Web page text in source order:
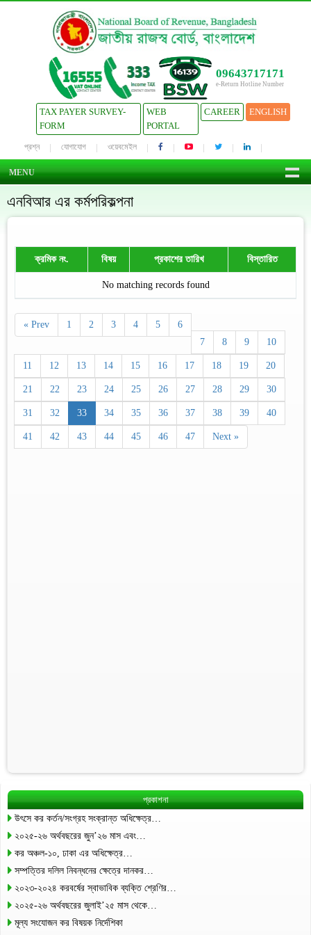
09643717171
e-Return Hotline Number
TAX PAYER SURVEY-
FORM
WEB
PORTAL
CAREER ENGLISH
প্রশ্ন যোগাযোগ ওয়েবমেইল
MENU
এনবিআর এর কর্মপরিকল্পনা
ক্রমিক নং. বিষয় প্রকাশের তারিখ বিস্তারিত
No matching records found
« Prev 1 2 3 4 5
6
7
8 9 10
11 12 13 14 15 16 17 18 19 20
21 22 23 24 25 26 27 28 29 30
31 32 33 34 35 36 37 38 39 40
41 42 43 44 45 46 47 Next »
প্রকাশনা
উৎসে কর কর্তন/সংগ্রহ সংক্রান্ত অধিক্ষেত্র…
২০২৫-২৬ অর্থবছরের জুন’২৬ মাস এবং…
কর অঞ্চল-১০, ঢাকা এর অধিক্ষেত্র…
সম্পত্তির দলিল নিবন্ধনের ক্ষেত্রে দানকর…
২০২৩-২০২৪ করবর্ষের স্বাভাবিক ব্যক্তি শ্রেণির…
২০২৫-২৬ অর্থবছরের জুলাই’২৫ মাস থেকে…
মূল্য সংযোজন কর বিষয়ক নির্দেশিকা